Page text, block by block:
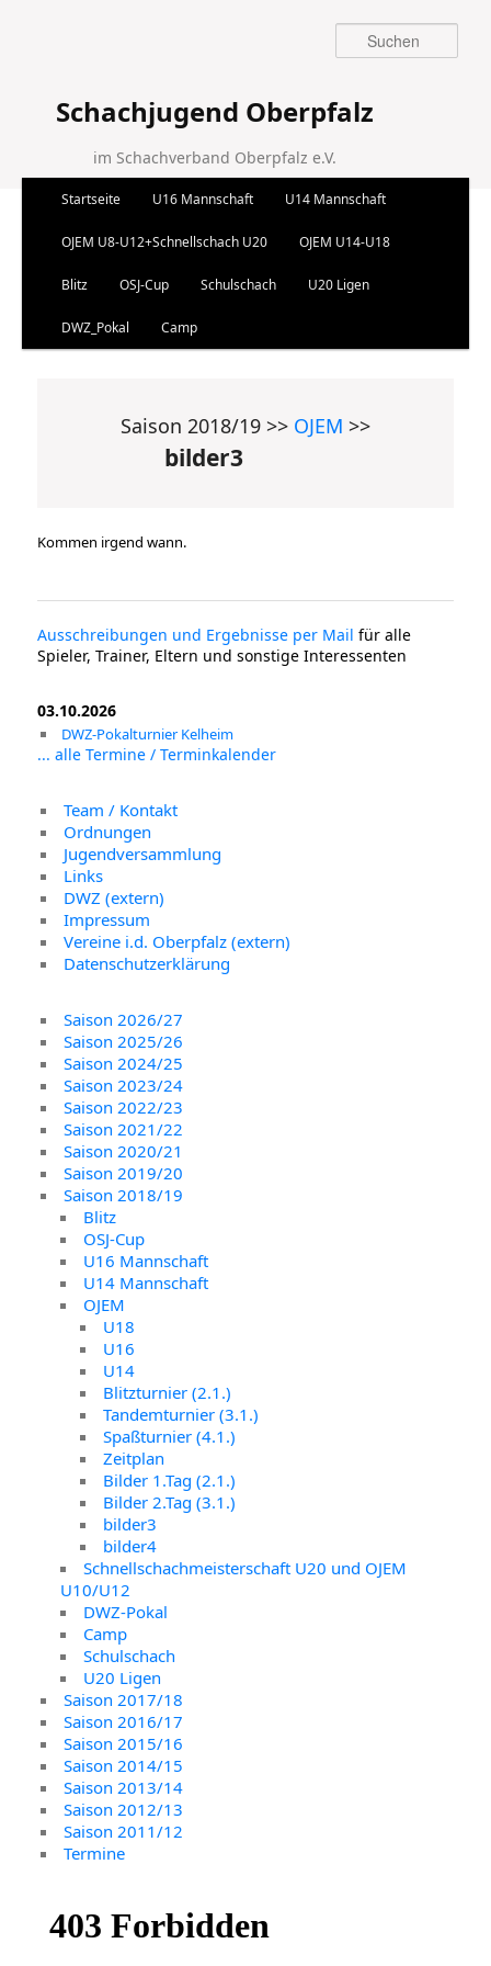
Schachjugend Oberpfalz
im Schachverband Oberpfalz e.V.
Suchen
Zum Inhalt wechseln
Zum sekundären Inhalt wechseln
Startseite U16 Mannschaft U14 Mannschaft
OJEM U8-U12+Schnellschach U20 OJEM U14-U18
Blitz OSJ-Cup Schulschach U20 Ligen
DWZ_Pokal Camp
Saison 2018/19 >> OJEM >>
bilder3
Kommen irgend wann.
Ausschreibungen und Ergebnisse per Mail für alle
Spieler, Trainer, Eltern und sonstige Interessenten
03.10.2026
DWZ-Pokalturnier Kelheim
... alle Termine / Terminkalender
Team / Kontakt
Ordnungen
Jugendversammlung
Links
DWZ (extern)
Impressum
Vereine i.d. Oberpfalz (extern)
Datenschutzerklärung
Saison 2026/27
Saison 2025/26
Saison 2024/25
Saison 2023/24
Saison 2022/23
Saison 2021/22
Saison 2020/21
Saison 2019/20
Saison 2018/19
Blitz
OSJ-Cup
U16 Mannschaft
U14 Mannschaft
OJEM
U18
U16
U14
Blitzturnier (2.1.)
Tandemturnier (3.1.)
Spaßturnier (4.1.)
Zeitplan
Bilder 1.Tag (2.1.)
Bilder 2.Tag (3.1.)
bilder3
bilder4
Schnellschachmeisterschaft U20 und OJEM
U10/U12
DWZ-Pokal
Camp
Schulschach
U20 Ligen
Saison 2017/18
Saison 2016/17
Saison 2015/16
Saison 2014/15
Saison 2013/14
Saison 2012/13
Saison 2011/12
Termine